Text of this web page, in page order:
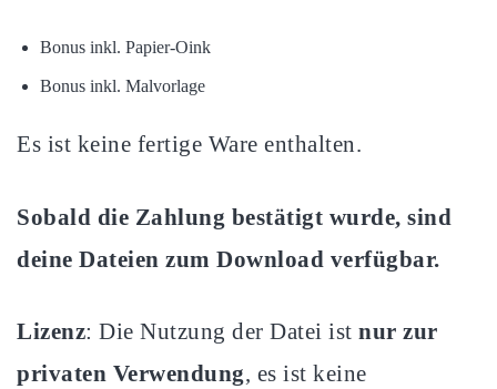
Bonus inkl. Papier-Oink
Bonus inkl. Malvorlage
Es ist keine fertige Ware enthalten.
Sobald die Zahlung bestätigt wurde, sind
deine Dateien zum Download verfügbar.
Lizenz: Die Nutzung der Datei ist nur zur
privaten Verwendung, es ist keine